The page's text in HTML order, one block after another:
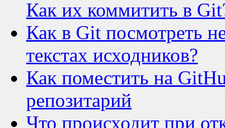
Как их коммитить в
Как в Git посмотреть
текстах исходников?
Как поместить на
репозитарий
Что происходит при